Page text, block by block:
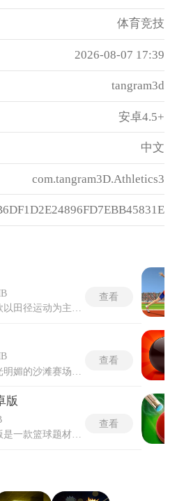
体育竞技
2026-08-07 17:39
tangram3d
安卓4.5+
中文
com.tangram3D.Athletics3
查看
查看
版
热血篮球安卓版是一款篮球题材的体育竞技街机玩法游戏，玩家化身持球者，在快节奏赛场中运用多样动作闪避防守者，寻找时机将球投进篮筐夺取胜利。游戏强调攻防转换的速度与策略，突破、变向、假动作与急停投篮相互衔接，考验反应与节奏掌控。场景氛围热烈，光影与音效烘托对抗张力，让每一次进攻都充满悬念与激情。单人闯关与多人对决模式并行，既可锤炼个人技巧，也能体验团队协作的竞技魅力，使热爱篮球的人在掌上感受逼真的赛场博弈与得分快感。
查看